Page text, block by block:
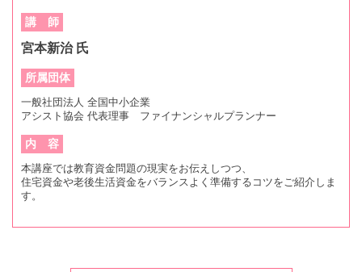
講 師
宮本新治 氏
所属団体
一般社団法人 全国中小企業
アシスト協会 代表理事 ファイナンシャルプランナー
内 容
本講座では教育資金問題の現実をお伝えしつつ、
住宅資金や老後生活資金をバランスよく準備するコツをご紹介しま
す。